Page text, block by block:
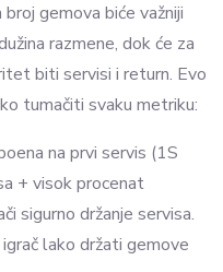
broj gemova biće važniji
razmene, dok će za
biti servisi i return. Evo
tumačiti svaku metriku:
na prvi servis (1S
+ visok procenat
sigurno držanje servisa.
lako držati gemove